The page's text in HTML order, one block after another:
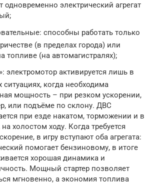
одновременно электрический агрегат
способны работать только
(в пределах города) или
топливе (на автомагистралях);
электромотор активируется лишь в
когда необходима
мощность – при резком ускорении,
или подъёме по склону. ДВС
при езде накатом, торможении и в
на холостом ходу. Когда требуется
в игру вступают оба агрегата:
помогает бензиновому, в итоге
хорошая динамика и
Мощный стартер позволяет
мгновенно, а экономия топлива